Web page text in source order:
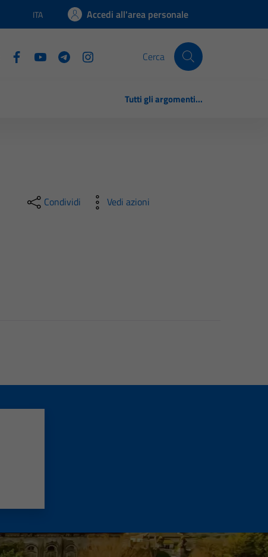
Lingua attiva:
ITA Accedi all'area personale
Cerca
Tutti gli argomenti...
Condividi Vedi azioni